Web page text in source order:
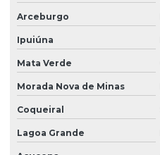
Arceburgo
Ipuiúna
Mata Verde
Morada Nova de Minas
Coqueiral
Lagoa Grande